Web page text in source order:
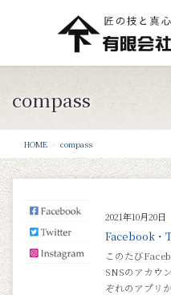
compass
HOME compass
2021年10月20日
Facebook
このたび
SNSのアカウ
ぞれのアプリ